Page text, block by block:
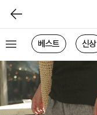
베스트 신상